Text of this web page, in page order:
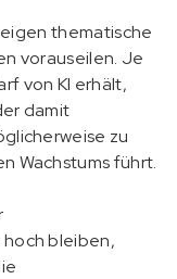
thematische
vorauseilen. Je
von KI erhält,
damit
zu
Wachstums führt.
hoch bleiben,